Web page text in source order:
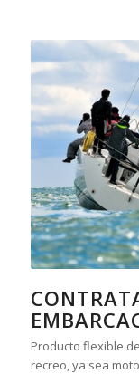
Producto flexible
recreo, ya sea